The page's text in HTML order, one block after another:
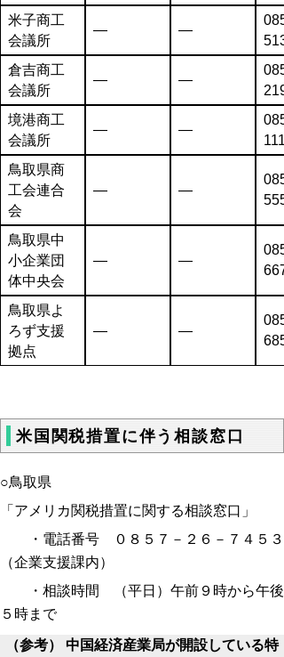
米子商工
会議所
― ―
倉吉商工
会議所
― ―
境港商工
会議所
― ―
鳥取県商
工会連合
会
― ―
鳥取県中
小企業団
体中央会
― ―
鳥取県よ
ろず支援
拠点
― ―
米国関税措置に伴う相談窓口
○鳥取県
「アメリカ関税措置に関する相談窓口」
・電話番号 ０８５７－２６－７４５３
（企業支援課内）
・相談時間 （平日）午前９時から午後
５時まで
（参考） 中国経済産業局が開設している特